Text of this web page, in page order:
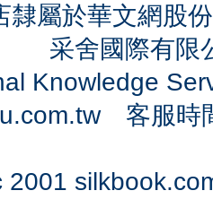
隸屬於華文網股
采舍國際有
Knowledge
客服時
2001